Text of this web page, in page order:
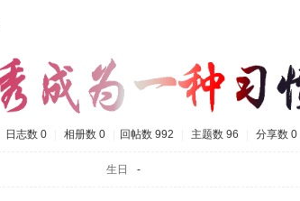
日志数 0 相册数 0 回帖数 992 主题数 96 分享数 0
生日 -